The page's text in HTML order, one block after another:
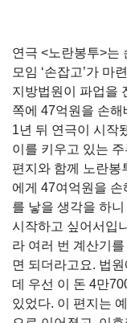
연극 <노란봉투>는
모임 ‘손잡고’가 마
지방법원이 파업을
쪽에 47억원을 손해
1년 뒤 연극이 시작
이를 키우고 있는
편지와 함께 노란봉
에게 47여억원을
를 낳을 생각을 하
시작하고 싶어서입
라 여러 번 계산기
면 되더라고요. 법
데 우선 이 돈 4만
있었다. 이 편지는